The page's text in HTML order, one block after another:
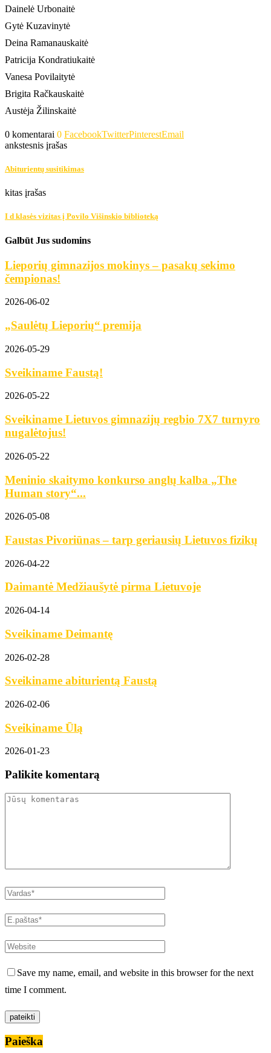
Dainelė Urbonaitė
Gytė Kuzavinytė
Deina Ramanauskaitė
Patricija Kondratiukaitė
Vanesa Povilaitytė
Brigita Račkauskaitė
Austėja Žilinskaitė
0 komentarai 0 FacebookTwitterPinterestEmail
ankstesnis įrašas
Abiturientų susitikimas
kitas įrašas
I d klasės vizitas į Povilo Višinskio biblioteką
Galbūt Jus sudomins
Lieporių gimnazijos mokinys – pasakų sekimo
čempionas!
2026-06-02
„Saulėtų Lieporių“ premija
2026-05-29
Sveikiname Faustą!
2026-05-22
Sveikiname Lietuvos gimnazijų regbio 7X7 turnyro
nugalėtojus!
2026-05-22
Meninio skaitymo konkurso anglų kalba „The
Human story“...
2026-05-08
Faustas Pivoriūnas – tarp geriausių Lietuvos fizikų
2026-04-22
Daimantė Medžiaušytė pirma Lietuvoje
2026-04-14
Sveikiname Deimantę
2026-02-28
Sveikiname abiturientą Faustą
2026-02-06
Sveikiname Ūlą
2026-01-23
Palikite komentarą
Save my name, email, and website in this browser for the next
time I comment.
Paieška